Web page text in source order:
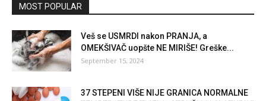
MOST POPULAR
Veš se USMRDI nakon PRANJA, a
OMEKŠIVAČ uopšte NE MIRIŠE! Greške...
September 15, 2024
37 STEPENI VIŠE NIJE GRANICA NORMALNE